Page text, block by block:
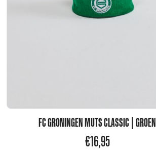
FC GRONINGEN MUTS CLASSIC | GROEN
€16,95